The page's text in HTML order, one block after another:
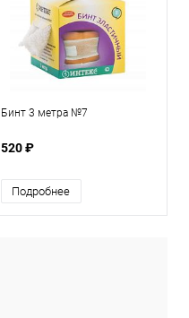
Бинт 3 метра №7
520 ₽
Подробнее